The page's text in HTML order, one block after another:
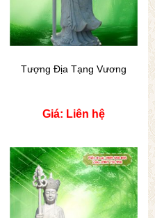
Tượng Địa Tạng Vương
Giá: Liên hệ